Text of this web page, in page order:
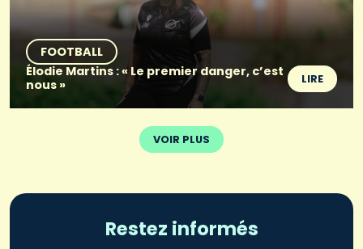
FOOTBALL
Élodie Martins : « Le premier danger, c’est
nous »
LIRE
VOIR PLUS
Restez informés